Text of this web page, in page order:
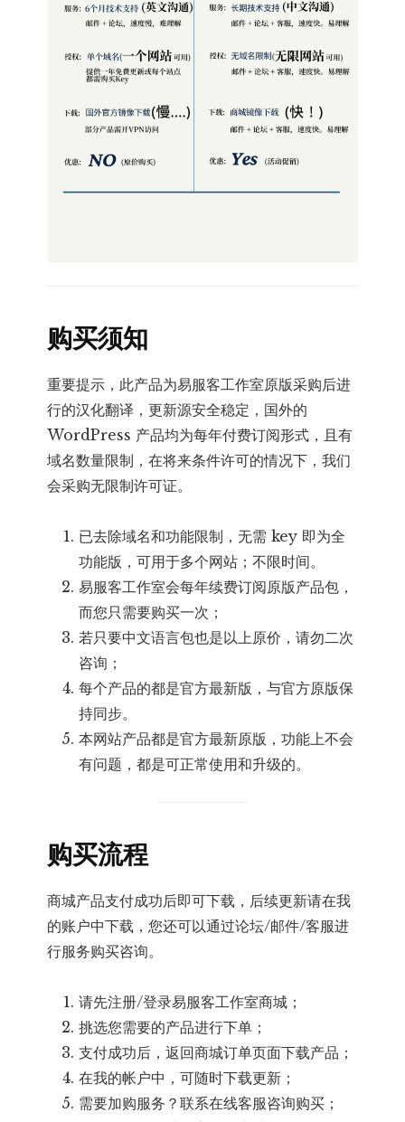
购买须知
重要提示，此产品为易服客工作室原版采购后进
行的汉化翻译，更新源安全稳定，国外的
WordPress 产品均为每年付费订阅形式，且有
域名数量限制，在将来条件许可的情况下，我们
会采购无限制许可证。
已去除域名和功能限制，无需 key 即为全
功能版，可用于多个网站；不限时间。
易服客工作室会每年续费订阅原版产品包，
而您只需要购买一次；
若只要中文语言包也是以上原价，请勿二次
咨询；
每个产品的都是官方最新版，与官方原版保
持同步。
本网站产品都是官方最新原版，功能上不会
有问题，都是可正常使用和升级的。
购买流程
商城产品支付成功后即可下载，后续更新请在我
的账户中下载，您还可以通过论坛/邮件/客服进
行服务购买咨询。
请先注册/登录易服客工作室商城；
挑选您需要的产品进行下单；
支付成功后，返回商城订单页面下载产品；
在我的帐户中，可随时下载更新；
需要加购服务？联系在线客服咨询购买；